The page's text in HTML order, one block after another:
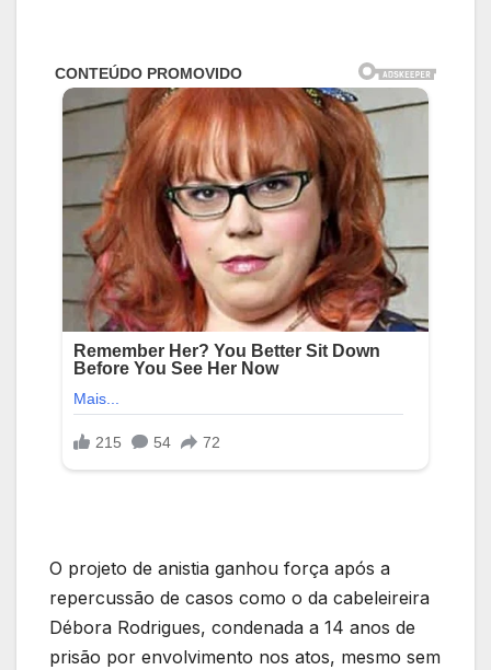
O projeto de anistia ganhou força após a
repercussão de casos como o da cabeleireira
Débora Rodrigues, condenada a 14 anos de
prisão por envolvimento nos atos, mesmo sem